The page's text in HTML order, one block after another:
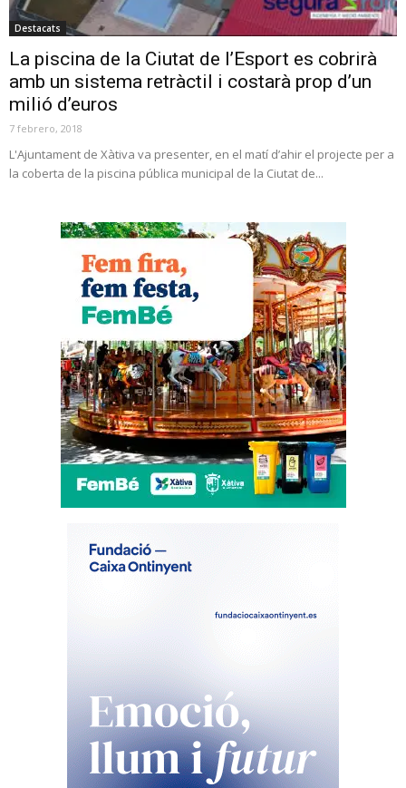
Destacats
La piscina de la Ciutat de l’Esport es cobrirà
amb un sistema retràctil i costarà prop d’un
milió d’euros
7 febrero, 2018
L'Ajuntament de Xàtiva va presenter, en el matí d’ahir el projecte per a
la coberta de la piscina pública municipal de la Ciutat de...